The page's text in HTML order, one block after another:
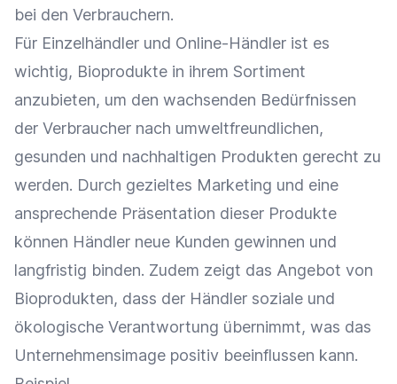
bei den Verbrauchern.
Für Einzelhändler und Online-Händler ist es
wichtig, Bioprodukte in ihrem Sortiment
anzubieten, um den wachsenden Bedürfnissen
der Verbraucher nach umweltfreundlichen,
gesunden und nachhaltigen Produkten gerecht zu
werden. Durch gezieltes Marketing und eine
ansprechende Präsentation dieser Produkte
können Händler neue Kunden gewinnen und
langfristig binden. Zudem zeigt das Angebot von
Bioprodukten, dass der Händler soziale und
ökologische Verantwortung übernimmt, was das
Unternehmensimage positiv beeinflussen kann.